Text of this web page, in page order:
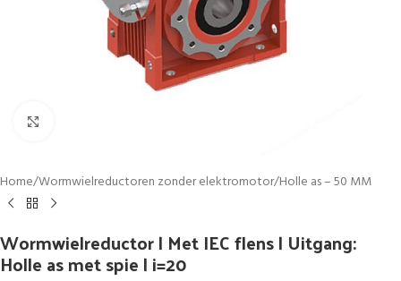
Home/Wormwielreductoren zonder elektromotor/Holle as – 50 MM
Wormwielreductor | Met IEC flens | Uitgang:
Holle as met spie | i=20